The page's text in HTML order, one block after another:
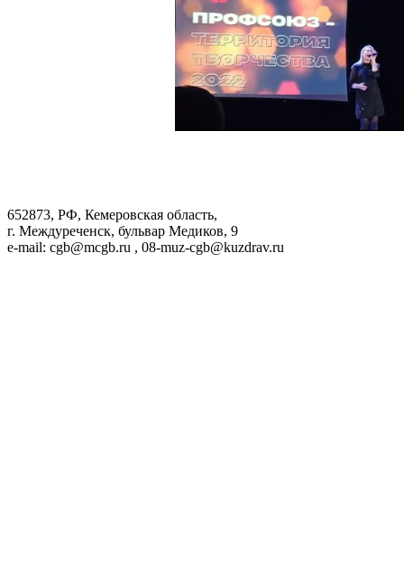
652873, РФ, Кемеровская область,
г. Междуреченск, бульвар Медиков, 9
e-mail: cgb@mcgb.ru , 08-muz-cgb@kuzdrav.ru